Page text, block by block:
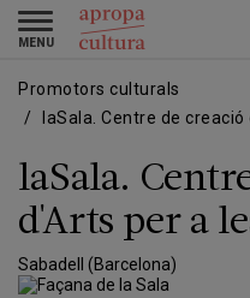
Vés
contingut
Skip
main
Toggle
navigation
Promotors culturals
laSala. Centre de
laSala.
d'Arts per a
Sabadell (Barcelona)